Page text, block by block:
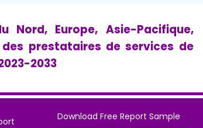
Europe, Asie-Pacifique,
prestataires de services de
2033
Download Free Report Sample